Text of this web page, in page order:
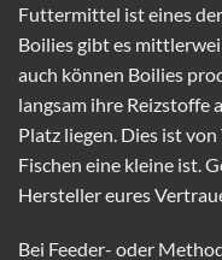
Futtermittel ist eines
Boilies gibt es
auch können Boilies
langsam ihre Reizstoffe
Platz liegen. Dies ist
Fischen eine kleine ist.
Hersteller eures
Bei Feeder- oder